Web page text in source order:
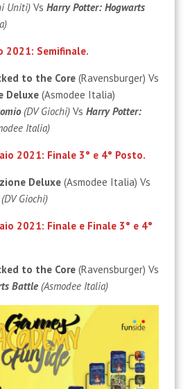
Uniti)Vs Harry Potter: Hogwarts
2021: Semifinale.
to the Core(Ravensburger) Vs
Deluxe(Asmodee Italia)
(DV Giochi)Vs Harry Potter:
Italia)
2021: Finale 3° e 4° Posto.
Deluxe(Asmodee Italia) Vs
Giochi)
2021: Finale e Finale 3° e 4°
to the Core(Ravensburger) Vs
Battle(Asmodee Italia)